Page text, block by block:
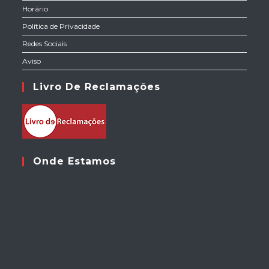
Horário
Política de Privacidade
Redes Sociais
Aviso
Livro De Reclamações
Onde Estamos